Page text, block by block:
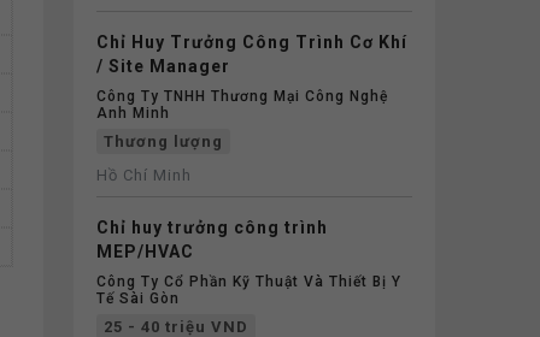
Chỉ Huy Trưởng Công Trình Cơ Khí
/ Site Manager
Công Ty TNHH Thương Mại Công Nghệ
Anh Minh
Thương lượng
Hồ Chí Minh
Chỉ huy trưởng công trình
MEP/HVAC
Công Ty Cổ Phần Kỹ Thuật Và Thiết Bị Y
Tế Sài Gòn
25 - 40 triệu VND